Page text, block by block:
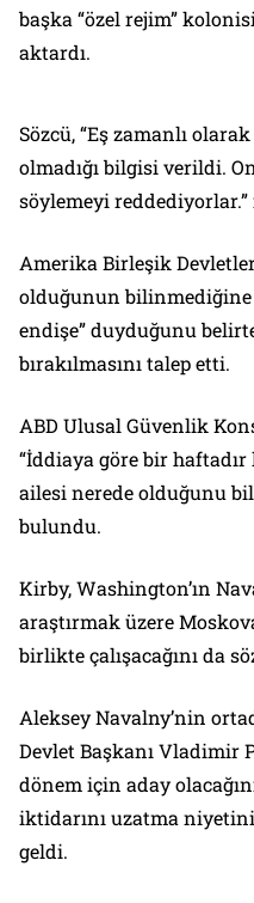
başka “özel rejim”
aktardı.
Sözcü, “Eş zamanlı
olmadığı bilgisi verildi.
söylemeyi
Amerika Birleşik
olduğunun bilinmediğine
endişe” duyduğunu
bırakılmasını talep etti.
ABD Ulusal Güvenlik
“İddiaya göre bir
ailesi nerede olduğunu
bulundu.
Kirby, Washington’ın
araştırmak üzere
birlikte çalışacağını da
Aleksey Navalny’nin
Devlet Başkanı Vladimir
dönem için aday
iktidarını uzatma
geldi.